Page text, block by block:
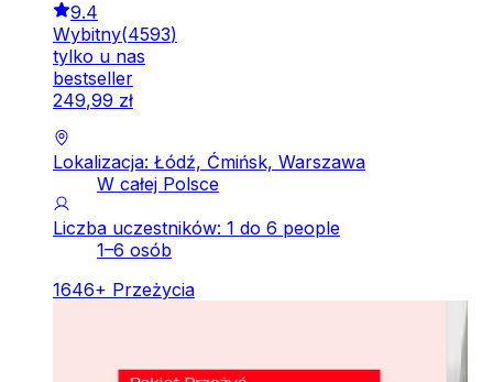
9.4
Wybitny(4593)
tylko u nas
bestseller
249,99 zł
Lokalizacja: Łódź, Ćmińsk, Warszawa
W całej Polsce
Liczba uczestników: 1 do 6 people
1–6 osób
1646+ Przeżycia